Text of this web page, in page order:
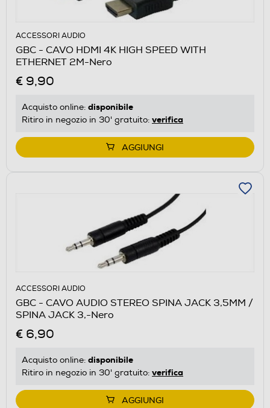
ACCESSORI AUDIO
GBC - CAVO HDMI 4K HIGH SPEED WITH
ETHERNET 2M-Nero
€ 9,90
Acquisto online: disponibile
Ritiro in negozio in 30' gratuito: verifica
AGGIUNGI
ACCESSORI AUDIO
GBC - CAVO AUDIO STEREO SPINA JACK 3,5MM /
SPINA JACK 3,-Nero
€ 6,90
Acquisto online: disponibile
Ritiro in negozio in 30' gratuito: verifica
AGGIUNGI